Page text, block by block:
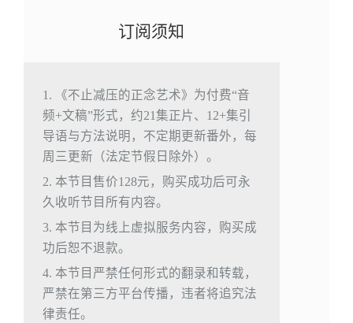
订阅须知
1. 《不止减压的正念艺术》为付费“音
频+文稿”形式，约21集正片、12+集引
导语与方法说明，不定期更新番外，每
周三更新（法定节假日除外）。
2. 本节目售价128元，购买成功后可永
久收听节目所有内容。
3. 本节目为线上虚拟服务内容，购买成
功后恕不退款。
4. 本节目严禁任何形式的翻录和转载，
严禁在第三方平台传播，违者将追究法
律责任。